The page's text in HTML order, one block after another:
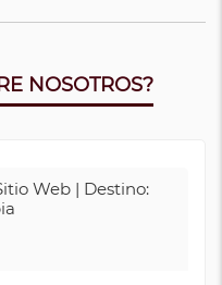
NOSOTROS?
Web | Destino: